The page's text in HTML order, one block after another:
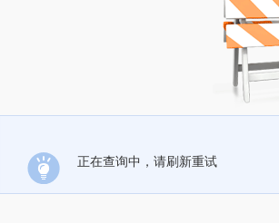
正在查询中，请刷新重试